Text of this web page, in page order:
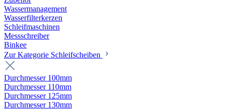
Wassermanagement
Wasserfilterkerzen
Schleifmaschinen
Messschreiber
Binkee
Zur Kategorie Schleifscheiben
Durchmesser 100mm
Durchmesser 110mm
Durchmesser 125mm
Durchmesser 130mm